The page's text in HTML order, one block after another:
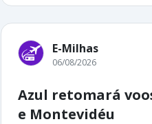
E-Milhas
06/08/2026
Azul retomará
e Montevidéu